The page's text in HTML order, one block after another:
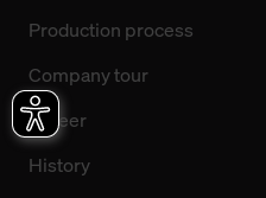
Production process
Company tour
Career
History